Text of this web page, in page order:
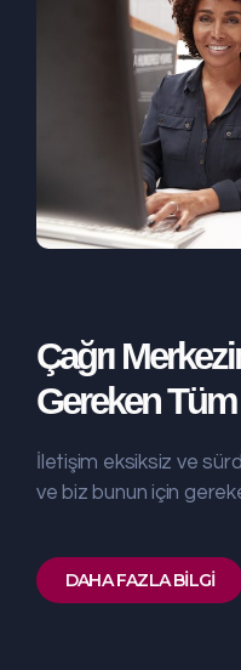
Çağrı
Gereken Tüm
İletişim eksiksiz ve
ve biz bunun için
DAHA FAZLA BILGI